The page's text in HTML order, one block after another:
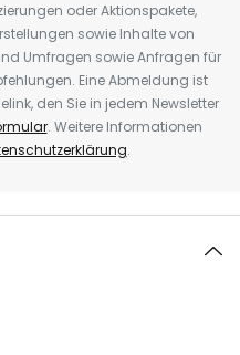
oder Aktionspakete,
sowie Inhalte von
Umfragen sowie Anfragen für
Eine Abmeldung ist
den Sie in jedem Newsletter
. Weitere Informationen
.